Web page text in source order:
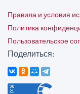
Правила и условия
Политика
Пользовательское
Поделиться: